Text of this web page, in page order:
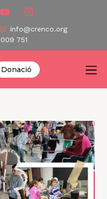
info@crenco.org
751
Donació